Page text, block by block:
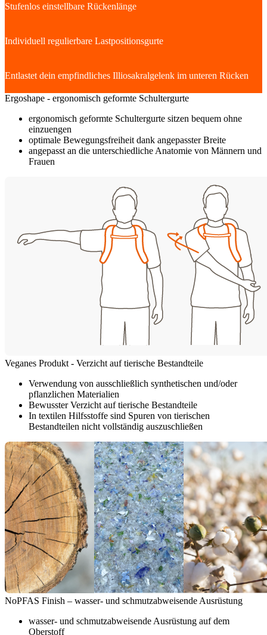
Stufenlos einstellbare Rückenlänge
Individuell regulierbare Lastpositionsgurte
Entlastet dein empfindliches Illiosakralgelenk im unteren Rücken
Ergoshape - ergonomisch geformte Schultergurte
ergonomisch geformte Schultergurte sitzen bequem ohne
einzuengen
optimale Bewegungsfreiheit dank angepasster Breite
angepasst an die unterschiedliche Anatomie von Männern und
Frauen
Veganes Produkt - Verzicht auf tierische Bestandteile
Verwendung von ausschließlich synthetischen und/oder
pflanzlichen Materialien
Bewusster Verzicht auf tierische Bestandteile
In textilen Hilfsstoffe sind Spuren von tierischen
Bestandteilen nicht vollständig auszuschließen
NoPFAS Finish – wasser- und schmutzabweisende Ausrüstung
wasser- und schmutzabweisende Ausrüstung auf dem
Oberstoff